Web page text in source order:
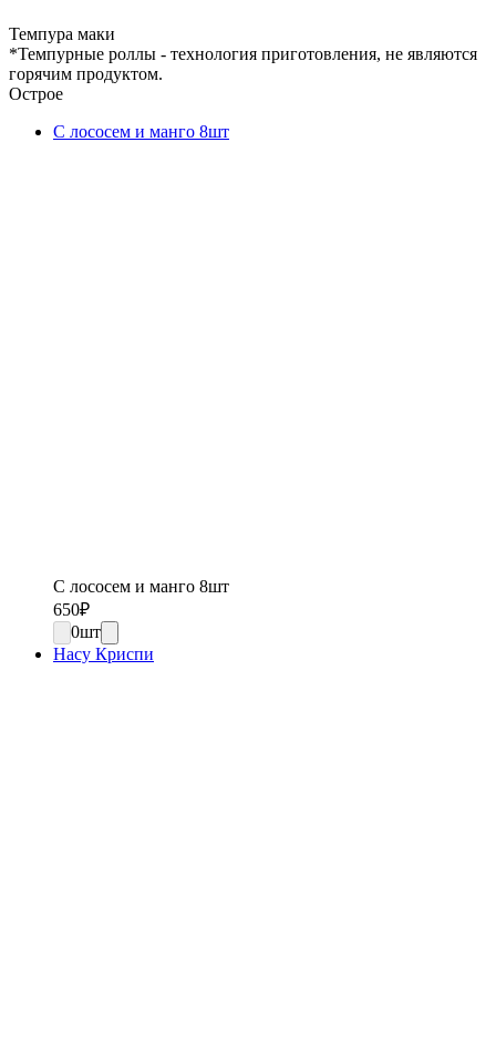
Темпура маки
*Темпурные роллы - технология приготовления, не являются
горячим продуктом.
Острое
С лососем и манго 8шт
С лососем и манго 8шт
650₽
0шт
Насу Криспи